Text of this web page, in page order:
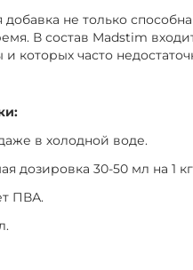
добавка не только
В состав Madstim
которых часто
в холодной воде.
дозировка 30-50 мл на 1
ПВА.